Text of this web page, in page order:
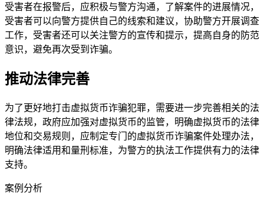
受害者在报警后，应积极与警方沟通，了解案件的进展情况，
受害者可以向警方提供自己的线索和建议，协助警方开展调查
工作，受害者还可以关注警方的宣传和提示，提高自身的防范
意识，避免再次受到诈骗。
推动法律完善
为了更好地打击虚拟货币诈骗犯罪，需要进一步完善相关的法
律法规，政府应加强对虚拟货币的监管，明确虚拟货币的法律
地位和交易规则，应制定专门的虚拟货币诈骗案件处理办法，
明确法律适用和量刑标准，为警方的执法工作提供有力的法律
支持。
案例分析